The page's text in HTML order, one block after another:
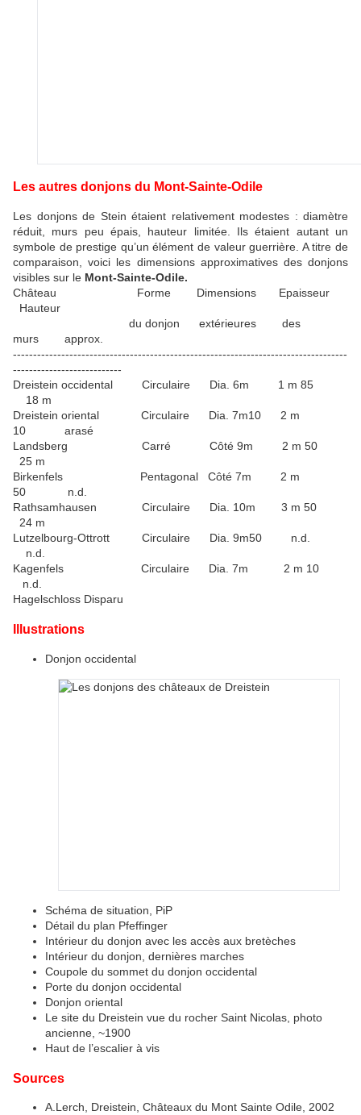
Les autres donjons du Mont-Sainte-Odile
Les donjons de Stein étaient relativement modestes : diamètre
réduit, murs peu épais, hauteur limitée. Ils étaient autant un
symbole de prestige qu’un élément de valeur guerrière. A titre de
comparaison, voici les dimensions approximatives des donjons
visibles sur le Mont-Sainte-Odile.
Château Forme Dimensions Epaisseur
Hauteur
du donjon extérieures des
murs approx.
-----------------------------------------------------------------------------------
---------------------------
Dreistein occidental Circulaire Dia. 6m 1 m 85
18 m
Dreistein oriental Circulaire Dia. 7m10 2 m
10 arasé
Landsberg Carré Côté 9m 2 m 50
25 m
Birkenfels Pentagonal Côté 7m 2 m
50 n.d.
Rathsamhausen Circulaire Dia. 10m 3 m 50
24 m
Lutzelbourg-Ottrott Circulaire Dia. 9m50 n.d.
n.d.
Kagenfels Circulaire Dia. 7m 2 m 10
n.d.
Hagelschloss Disparu
Illustrations
Donjon occidental
Schéma de situation, PiP
Détail du plan Pfeffinger
Intérieur du donjon avec les accès aux bretèches
Intérieur du donjon, dernières marches
Coupole du sommet du donjon occidental
Porte du donjon occidental
Donjon oriental
Le site du Dreistein vue du rocher Saint Nicolas, photo
ancienne, ~1900
Haut de l’escalier à vis
Sources
A.Lerch, Dreistein, Châteaux du Mont Sainte Odile, 2002